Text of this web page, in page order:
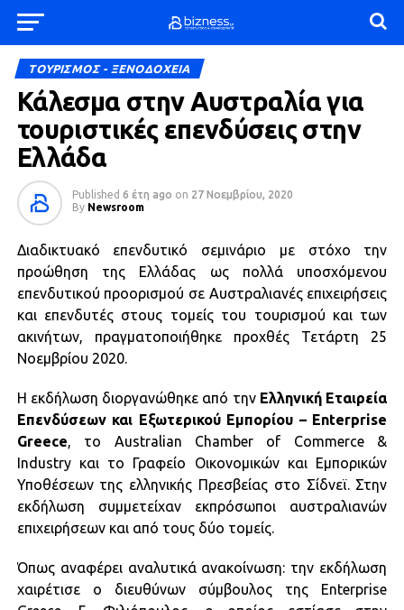
ΤΟΥΡΙΣΜΟΣ - ΞΕΝΟΔΟΧΕΙΑ
Κάλεσμα στην Αυστραλία για
τουριστικές επενδύσεις στην
Ελλάδα
Published 6 έτη ago on 27 Νοεμβρίου, 2020
By Newsroom
Διαδικτυακό επενδυτικό σεμινάριο με στόχο την
προώθηση της Ελλάδας ως πολλά υποσχόμενου
επενδυτικού προορισμού σε Αυστραλιανές επιχειρήσεις
και επενδυτές στους τομείς του τουρισμού και των
ακινήτων, πραγματοποιήθηκε προχθές Τετάρτη 25
Νοεμβρίου 2020.
Η εκδήλωση διοργανώθηκε από την Ελληνική Εταιρεία
Επενδύσεων και Εξωτερικού Εμπορίου – Enterprise
Greece, το Australian Chamber of Commerce &
Industry και το Γραφείο Οικονομικών και Εμπορικών
Υποθέσεων της ελληνικής Πρεσβείας στο Σίδνεϊ. Στην
εκδήλωση συμμετείχαν εκπρόσωποι αυστραλιανών
επιχειρήσεων και από τους δύο τομείς.
Όπως αναφέρει αναλυτικά ανακοίνωση: την εκδήλωση
χαιρέτισε ο διευθύνων σύμβουλος της Enterprise